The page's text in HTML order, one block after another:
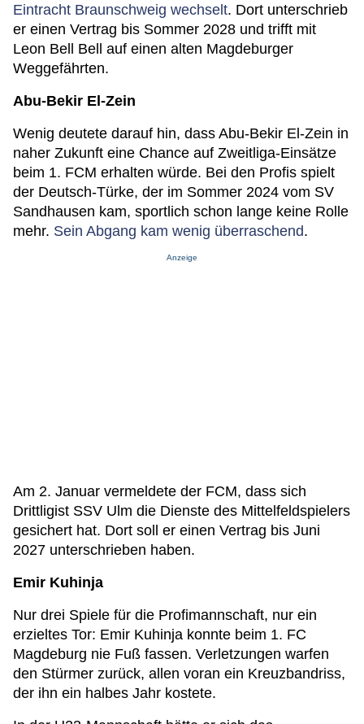
Eintracht Braunschweig wechselt. Dort unterschrieb
er einen Vertrag bis Sommer 2028 und trifft mit
Leon Bell Bell auf einen alten Magdeburger
Weggefährten.
Abu-Bekir El-Zein
Wenig deutete darauf hin, dass Abu-Bekir El-Zein in
naher Zukunft eine Chance auf Zweitliga-Einsätze
beim 1. FCM erhalten würde. Bei den Profis spielt
der Deutsch-Türke, der im Sommer 2024 vom SV
Sandhausen kam, sportlich schon lange keine Rolle
mehr. Sein Abgang kam wenig überraschend.
Anzeige
Am 2. Januar vermeldete der FCM, dass sich
Drittligist SSV Ulm die Dienste des Mittelfeldspielers
gesichert hat. Dort soll er einen Vertrag bis Juni
2027 unterschrieben haben.
Emir Kuhinja
Nur drei Spiele für die Profimannschaft, nur ein
erzieltes Tor: Emir Kuhinja konnte beim 1. FC
Magdeburg nie Fuß fassen. Verletzungen warfen
den Stürmer zurück, allen voran ein Kreuzbandriss,
der ihn ein halbes Jahr kostete.